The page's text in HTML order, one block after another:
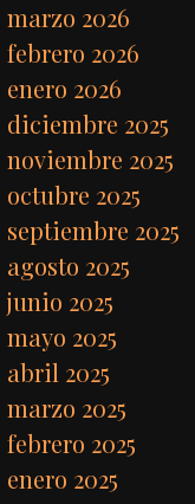
marzo 2026
febrero 2026
enero 2026
diciembre 2025
noviembre 2025
octubre 2025
septiembre 2025
agosto 2025
junio 2025
mayo 2025
abril 2025
marzo 2025
febrero 2025
enero 2025